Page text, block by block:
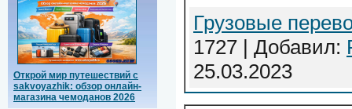
Открой мир путешествий с
sakvoyazhik: обзор онлайн-
магазина чемоданов 2026
Грузовые
1727 | Добавил:
25.03.2023